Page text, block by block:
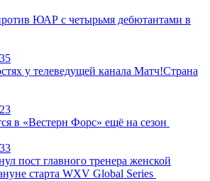
ЮАР с четырьмя дебютантами в
у телеведущей канала Матч!Страна
в «Вестерн Форс» ещё на сезон
пост главного тренера женской
старта WXV Global Series